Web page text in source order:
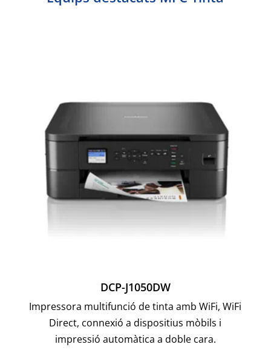
DCP-J1050DW
Impressora multifunció de tinta amb WiFi, WiFi
Direct, connexió a dispositius mòbils i
impressió automàtica a doble cara.